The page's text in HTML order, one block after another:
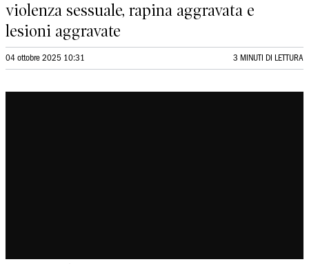
violenza sessuale, rapina aggravata e
lesioni aggravate
04 ottobre 2025 10:31 3 MINUTI DI LETTURA